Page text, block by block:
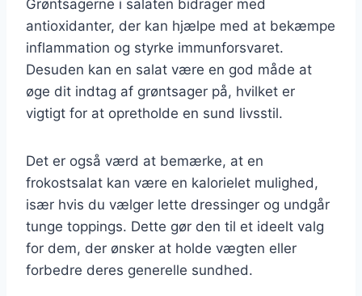
Grøntsagerne i salaten bidrager med
antioxidanter, der kan hjælpe med at bekæmpe
inflammation og styrke immunforsvaret.
Desuden kan en salat være en god måde at
øge dit indtag af grøntsager på, hvilket er
vigtigt for at opretholde en sund livsstil.
Det er også værd at bemærke, at en
frokostsalat kan være en kalorielet mulighed,
især hvis du vælger lette dressinger og undgår
tunge toppings. Dette gør den til et ideelt valg
for dem, der ønsker at holde vægten eller
forbedre deres generelle sundhed.